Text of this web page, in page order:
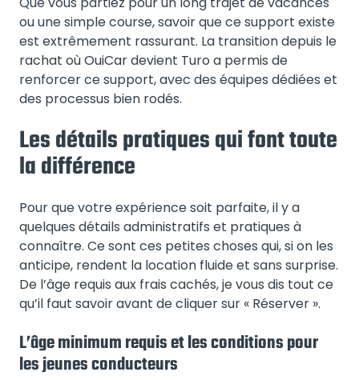
ou une simple course, savoir que ce support existe
est extrêmement rassurant. La transition depuis le
rachat où OuiCar devient Turo a permis de
renforcer ce support, avec des équipes dédiées et
des processus bien rodés.
Les détails pratiques qui font toute
la différence
Pour que votre expérience soit parfaite, il y a
quelques détails administratifs et pratiques à
connaître. Ce sont ces petites choses qui, si on les
anticipe, rendent la location fluide et sans surprise.
De l’âge requis aux frais cachés, je vous dis tout ce
qu’il faut savoir avant de cliquer sur « Réserver ».
L’âge minimum requis et les conditions pour
les jeunes conducteurs